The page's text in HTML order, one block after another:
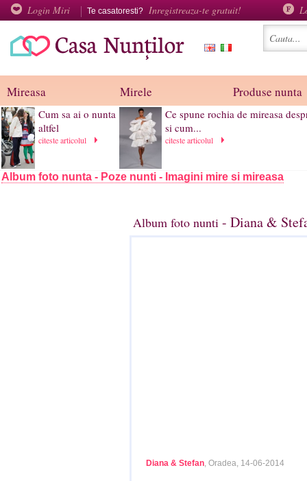
Login Miri Te casatoresti? Inregistreaza-te gratuit!
Mireasa Mirele Produse nunta
Cum sa ai o nunta
altfel
citeste articolul
Ce spune rochia de mireasa
si cum...
citeste articolul
Album foto nunta - Poze nunti - Imagini mire si mireasa
Album foto nunti - Diana &
Diana & Stefan, Oradea, 14-06-2014